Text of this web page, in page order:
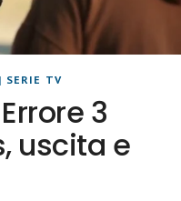
| SERIE TV
3
uscita e